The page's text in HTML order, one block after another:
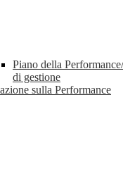
Piano della
di gestione
sulla Performance